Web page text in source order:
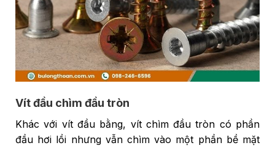
Vít đầu chìm đầu tròn
Khác với vít đầu bằng, vít chìm đầu tròn có phần
đầu hơi lồi nhưng vẫn chìm vào một phần bề mặt